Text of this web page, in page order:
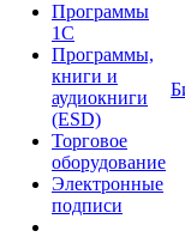
Программы
1С
Программы,
книги и
аудиокниги
(ESD)
Торговое
оборудование
Электронные
подписи